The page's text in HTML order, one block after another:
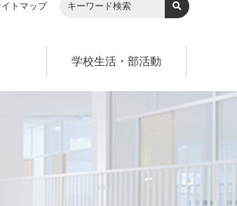
トマップ
学校生活・部活動